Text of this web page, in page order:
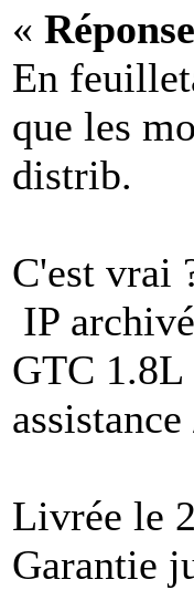
«
En
que les
distrib.
C'est vrai
IP
GTC 1.8L
Livrée le
Garantie